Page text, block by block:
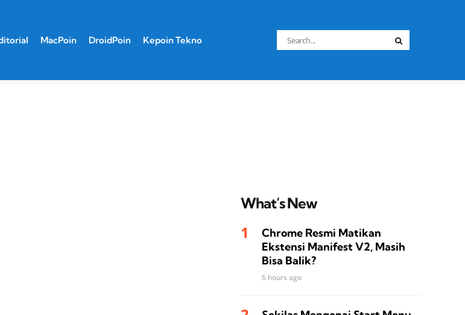
MacPoin DroidPoin Kepoin Tekno
Search
for:
What’s New
Chrome Resmi Matikan
Ekstensi Manifest V2, Masih
Bisa Balik?
6 hours ago